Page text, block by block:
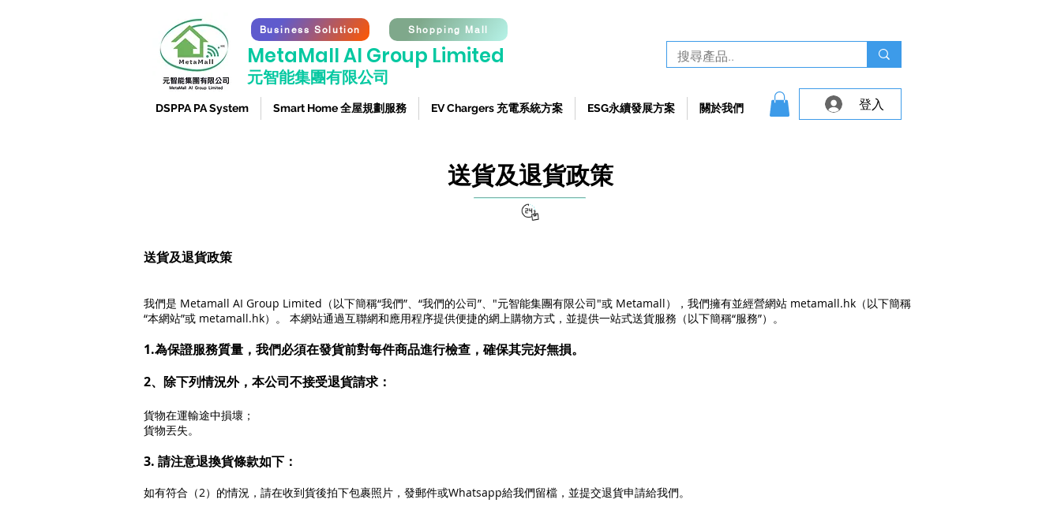
Business Solution Shopping Mall
​MetaMall AI Group Limited
元智能集團有限公司
DSPPA PA System Smart Home 全屋規劃服務 EV Chargers 充電系統方案 ESG永續發展方案 關於我們 登入
送貨及退貨政策
送貨及退貨政策
我們是 Metamall AI Group Limited（以下簡稱“我們”、“我們的公司”、"元智能集團有限公司"或 Metamall），我們擁有並經營網站 metamall.hk（以下簡稱
“本網站”或 metamall.hk）。 本網站通過互聯網和應用程序提供便捷的網上購物方式，並提供一站式送貨服務（以下簡稱“服務”）。
1.為保證服務質量，我們必須在發貨前對每件商品進行檢查，確保其完好無損。
2、除下列情況外，本公司不接受退貨請求：
貨物在運輸途中損壞；
貨物丟失。
3. 請注意退換貨條款如下：
如有符合（2）的情況，請在收到貨後拍下包裹照片，發郵件或Whatsapp給我們留檔，並提交退貨申請給我們。